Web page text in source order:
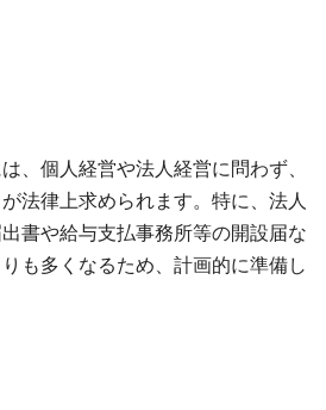
、個人経営や法人経営に問わず、
法律上求められます。特に、法人
書や給与支払事務所等の開設届な
も多くなるため、計画的に準備し